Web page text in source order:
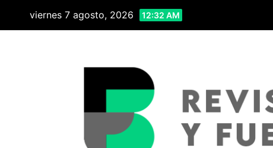
viernes 7 agosto, 2026 12:32 AM